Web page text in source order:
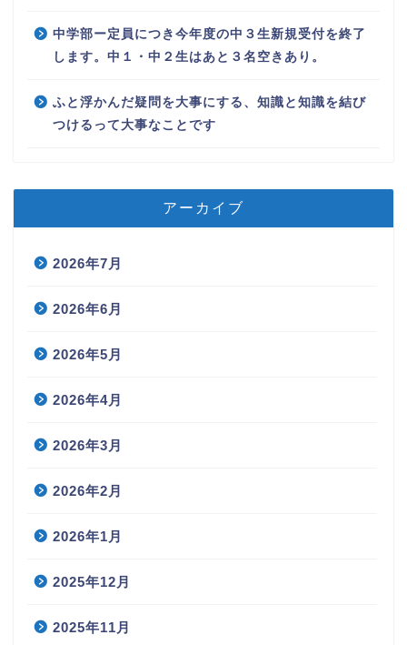
中学部ー定員につき今年度の中３生新規受付を終了
します。中１・中２生はあと３名空きあり。
ふと浮かんだ疑問を大事にする、知識と知識を結び
つけるって大事なことです
アーカイブ
2026年7月
2026年6月
2026年5月
2026年4月
2026年3月
2026年2月
2026年1月
2025年12月
2025年11月